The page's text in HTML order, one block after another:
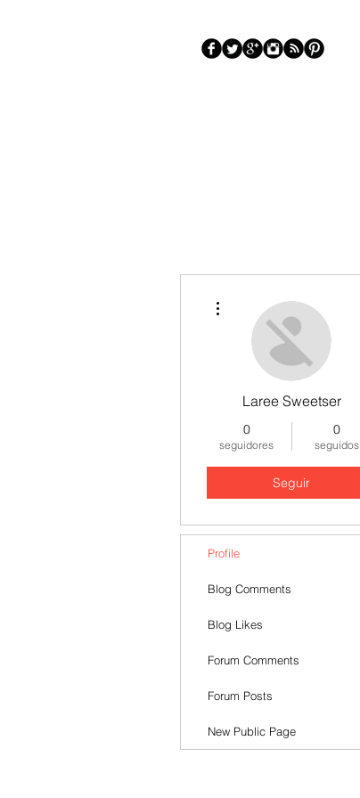
Laree Sweetser
0
seguidores
0
seguidos
Seguir
Profile
Blog Comments
Blog Likes
Forum Comments
Forum Posts
New Public Page